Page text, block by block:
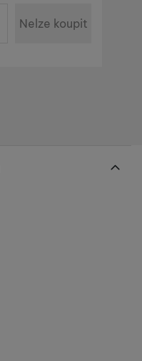
Nelze koupit